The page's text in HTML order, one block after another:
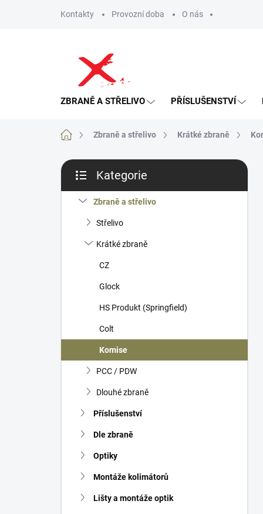
Kontakty Provozní doba O nás
ZBRANĚ A STŘELIVO PŘÍSLUŠENSTVÍ
Domů Zbraně a střelivo Krátké zbraně
P
s
kategorie
Kategorie
Zbraně a střelivo
Střelivo
Krátké zbraně
CZ
Glock
HS Produkt (Springfield)
Colt
Komise
PCC / PDW
Dlouhé zbraně
Příslušenství
Dle zbraně
Optiky
Montáže kolimátorů
Lišty a montáže optik